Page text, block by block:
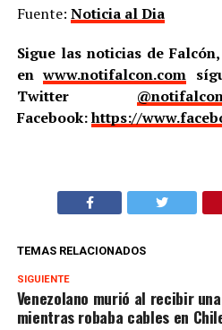
Fuente: Noticia al Dia
Sigue las noticias de
enwww.notifalcon.com
Twitter
Facebook:https://
TEMAS RELACIONADOS
SIGUIENTE
Venezolano murió al recibir
mientras robaba cables en